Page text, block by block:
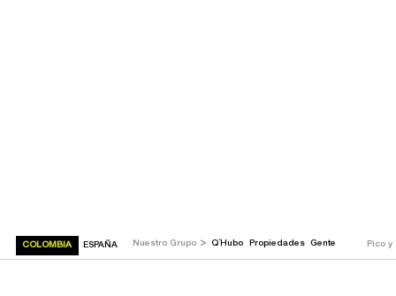
COLOMBIA ESPAÑA Nuestro Grupo > Q´Hubo Propiedades Gente Pico y